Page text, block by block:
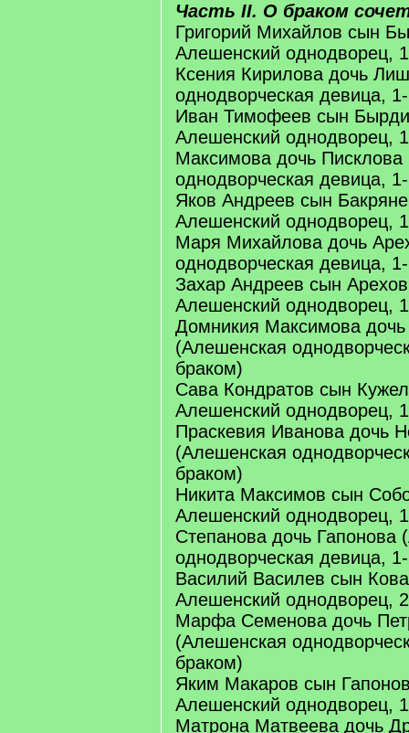
Часть II. О браком
Григорий Михайлов сын
Алешенский однодворец,
Ксения Кирилова дочь
однодворческая девица,
Иван Тимофеев сын
Алешенский однодворец,
Максимова дочь
однодворческая девица,
Яков Андреев сын
Алешенский однодворец,
Маря Михайлова дочь
однодворческая девица,
Захар Андреев сын
Алешенский однодворец,
Домникия Максимова
(Алешенская
браком)
Сава Кондратов сын
Алешенский однодворец,
Праскевия Иванова дочь
(Алешенская
браком)
Никита Максимов сын
Алешенский однодворец,
Степанова дочь Гапонова
однодворческая девица,
Василий Василев сын
Алешенский однодворец,
Марфа Семенова дочь
(Алешенская
браком)
Яким Макаров сын
Алешенский однодворец,
Матрона Матвеева дочь